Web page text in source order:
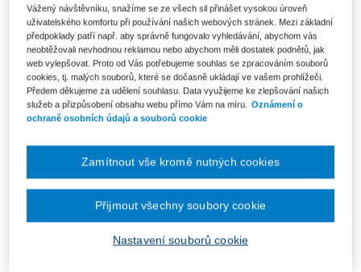
Galerie
Wolters Kluwer
Online
Vážený návštěvníku, snažíme se ze všech sil přinášet vysokou úroveň
uživatelského komfortu při používání našich webových stránek. Mezi základní
předpoklady patří např. aby správně fungovalo vyhledávání, abychom vás
neobtěžovali nevhodnou reklamou nebo abychom měli dostatek podnětů, jak
web vylepšovat. Proto od Vás potřebujeme souhlas se zpracováním souborů
cookies, tj. malých souborů, které se dočasně ukládají ve vašem prohlížeči.
Předem děkujeme za udělení souhlasu. Data využijeme ke zlepšování našich
služeb a přizpůsobení obsahu webu přímo Vám na míru.
Oznámení o
ochraně osobních údajů a souborů cookie
Nastavení souborů cookie
Zamítnout vše kromě nutných cookies
Přijmout všechny soubory cookie